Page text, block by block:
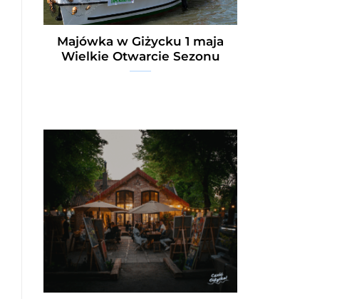
Majówka w Giżycku 1 maja
Wielkie Otwarcie Sezonu